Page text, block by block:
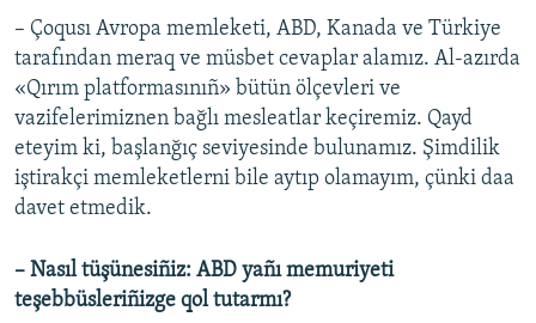
– Çoqusı Avropa memleketi, ABD, Kanada ve Türkiye
tarafından meraq ve müsbet cevaplar alamız. Al-azırda
«Qırım platformasınıñ» bütün ölçevleri ve
vazifelerimiznen bağlı mesleatlar keçiremiz. Qayd
eteyim ki, başlanğıç seviyesinde bulunamız. Şimdilik
iştirakçi memleketlerni bile aytıp olamayım, çünki daa
davet etmedik.
– Nasıl tüşünesiñiz: ABD yañı memuriyeti
teşebbüsleriñizge qol tutarmı?